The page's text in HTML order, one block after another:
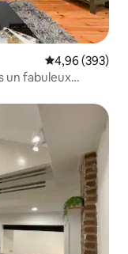
Évaluation
4,96 (393)
un fabuleux